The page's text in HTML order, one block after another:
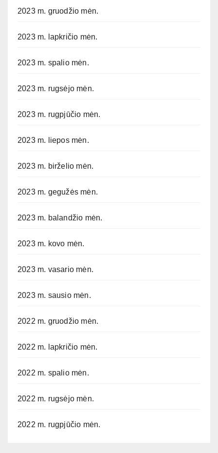
2023 m. gruodžio mėn.
2023 m. lapkričio mėn.
2023 m. spalio mėn.
2023 m. rugsėjo mėn.
2023 m. rugpjūčio mėn.
2023 m. liepos mėn.
2023 m. birželio mėn.
2023 m. gegužės mėn.
2023 m. balandžio mėn.
2023 m. kovo mėn.
2023 m. vasario mėn.
2023 m. sausio mėn.
2022 m. gruodžio mėn.
2022 m. lapkričio mėn.
2022 m. spalio mėn.
2022 m. rugsėjo mėn.
2022 m. rugpjūčio mėn.